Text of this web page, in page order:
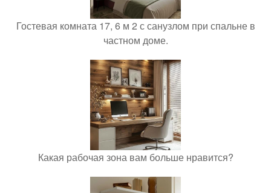
Гостевая комната 17, 6 м 2 с санузлом при спальне в
частном доме.
Какая рабочая зона вам больше нравится?